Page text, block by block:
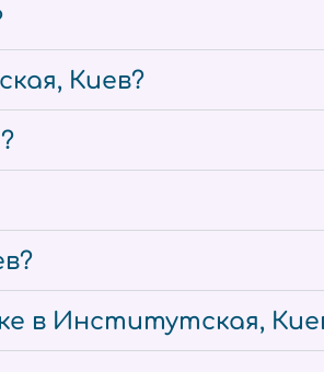
Киев?
в Институтская,